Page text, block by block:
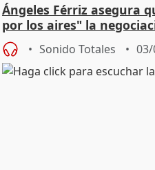
Ángeles Férriz asegura
por los aires" la
SMA
Sonido Totales